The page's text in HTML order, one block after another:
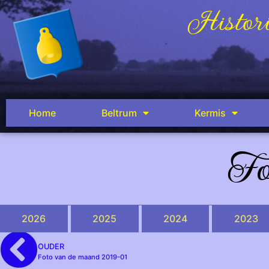
Home Beltrum Kermis
2026 2025 2024 2023
OUDER
Foto van de maand 2019-01